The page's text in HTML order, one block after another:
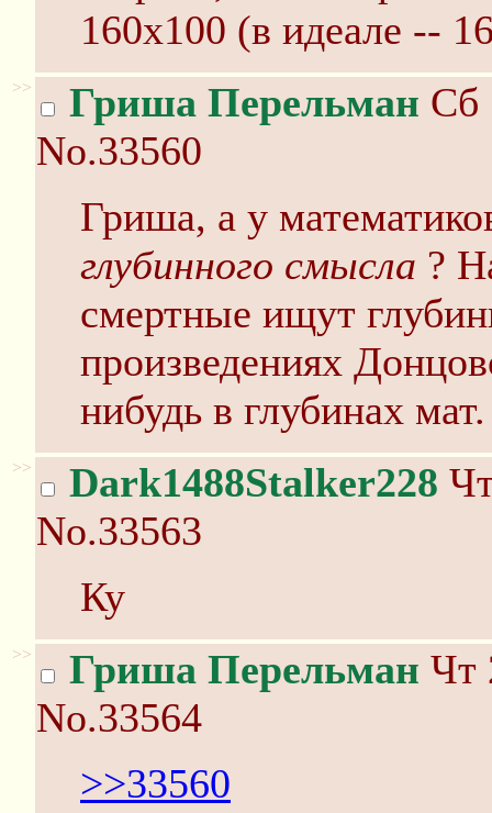
160х100 (в идеале --
>> Гриша Перельман Сб
No.33560
Гриша, а у
глубинного смысла ?
смертные ищут
произведениях
нибудь в глубинах
>> Dark1488Stalker228
No.33563
Ку
>> Гриша Перельман Чт
No.33564
>>33560